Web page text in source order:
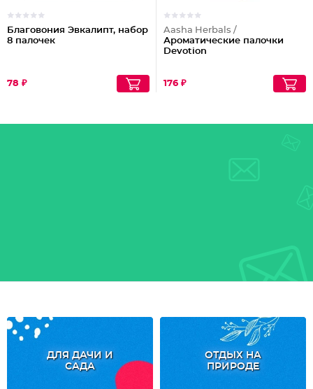
Благовония Эвкалипт, набор
8 палочек
78 ₽
Aasha Herbals /
Ароматические палочки
Devotion
176 ₽
ДЛЯ ДАЧИ И
САДА
ОТДЫХ НА
ПРИРОДЕ